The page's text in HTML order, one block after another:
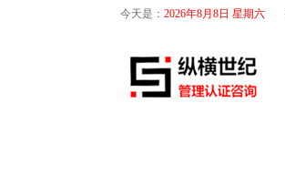
今天是： 2026年8月8日 星期六